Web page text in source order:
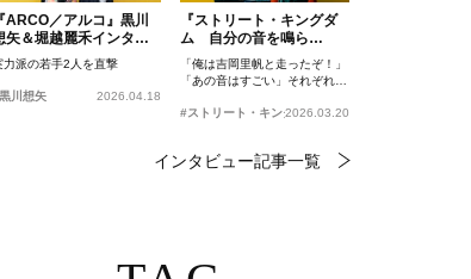
『ARCO／アルコ』黒川
矢＆堀越麗禾インタビ
ー
力派の若手2人を直撃
川想矢 2026.04.18
『ストリート・キングダ
ム 自分の音を鳴ら
せ。』峯田和伸、若葉竜
也、吉岡里帆インタビュ
ー
「俺は吉岡里帆と走ったぞ！」
「あの音はすごい」それぞれの
#ストリート・キングダム 自分の音を鳴らせ。
2026.03.20
インタビュー記事一覧